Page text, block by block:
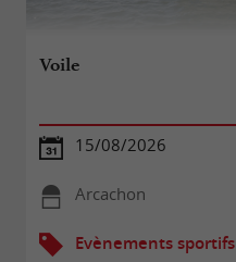
Voile
15/08/2026
Arcachon
Evènements sportifs